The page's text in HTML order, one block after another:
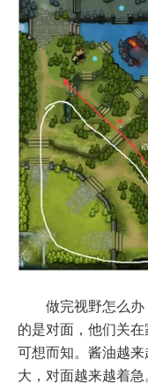
做完视野怎么
的是对面，他们关
可想而知。酱油越
大，对面越来越着